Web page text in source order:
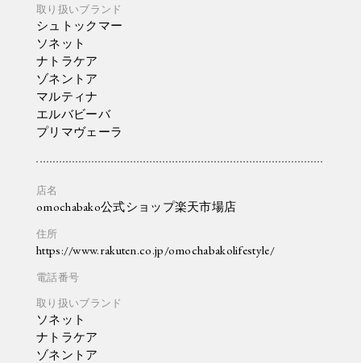
シュトックマー
ソネット
ナトラケア
ゾネントア
マルティナ
エルバビーバ
プリマヴェーラ
omochabako公式ショップ楽天市場店
https://www.rakuten.co.jp/omochabakolifestyle/
ソネット
ナトラケア
ゾネントア